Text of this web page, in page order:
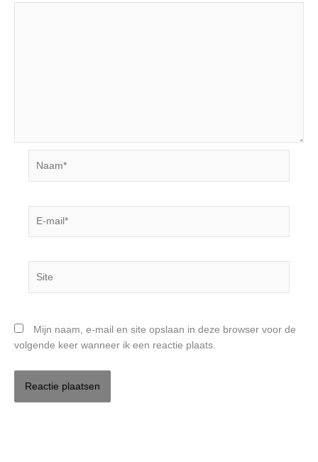
Mijn naam, e-mail en site opslaan in deze browser voor de
volgende keer wanneer ik een reactie plaats.